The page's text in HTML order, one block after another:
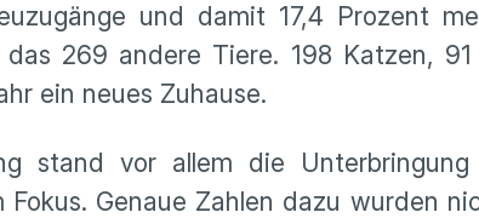
und damit 17,4 Prozent
269 andere Tiere. 198 Katzen,
ein neues Zuhause.
stand vor allem die
Fokus. Genaue Zahlen dazu wurden